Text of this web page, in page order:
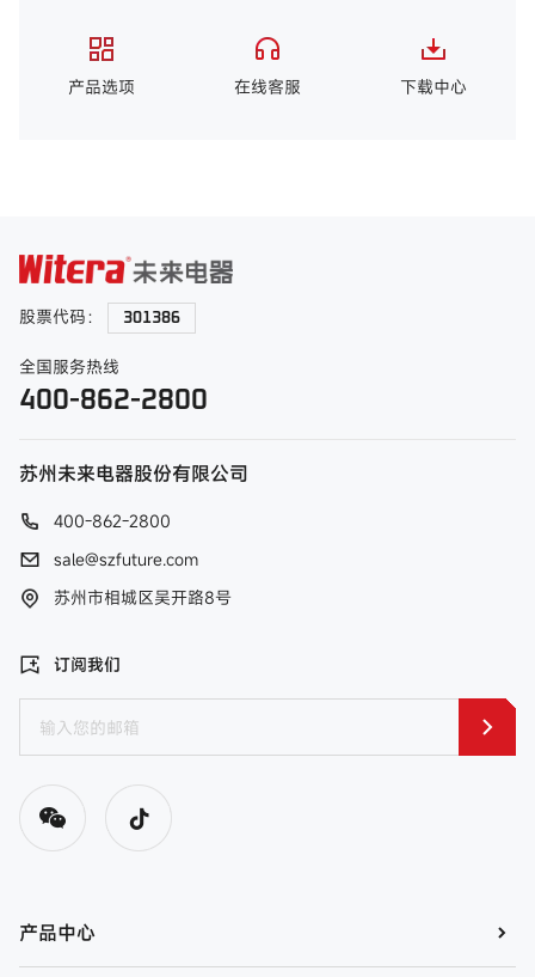
产品选项 在线客服 下载中心
股票代码： 301386
全国服务热线
400-862-2800
产品中心
苏州未来电器股份有限公司
400-862-2800
sale@szfuture.com
苏州市相城区吴开路8号
订阅我们